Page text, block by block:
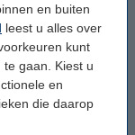
en buiten
leest u alles over
kunt
gaan. Kiest u
en
die daarop